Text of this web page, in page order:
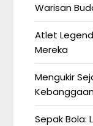
Warisan
Atlet
Mereka
Mengukir
Sepak Bola: